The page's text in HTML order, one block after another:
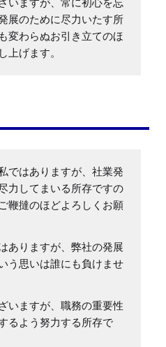
展のために尽力いたす所
変わらぬお引き立てのほ
上げます。
ではありますが、社業発
力してまいる所存ですの
鞭撻のほどよろしくお願
ありますが、弊社の発展
う思いは誰にも負けませ
いますが、職務の重要性
るよう努力する所存で